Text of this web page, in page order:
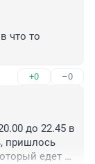
что то
+0 –0
до 22.45 в
пришлось
едет